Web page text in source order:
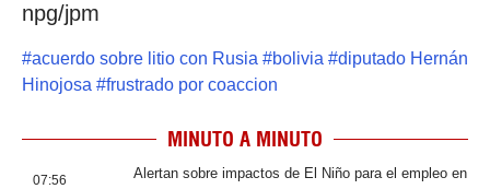
npg/jpm
#acuerdo sobre litio con Rusia #bolivia #diputado Hernán
Hinojosa #frustrado por coaccion
MINUTO A MINUTO
07:56
Alertan sobre impactos de El Niño para el empleo en